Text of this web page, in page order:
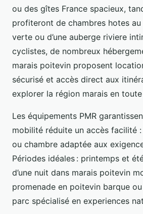
ou des gîtes France spacieux,
profiteront de chambres hotes
verte ou d’une auberge riviere
cyclistes, de nombreux
marais poitevin proposent
sécurisé et accès direct aux
explorer la région marais en
Les équipements PMR
mobilité réduite un accès facilité
ou chambre adaptée aux
Périodes idéales : printemps et
d’une nuit dans marais poitevin
promenade en poitevin barque ou
parc spécialisé en experiences